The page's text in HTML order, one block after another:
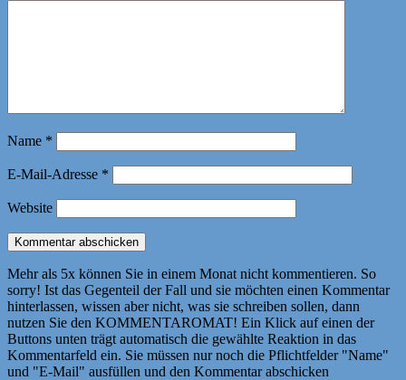
Name *
E-Mail-Adresse *
Website
Mehr als 5x können Sie in einem Monat nicht kommentieren. So
sorry! Ist das Gegenteil der Fall und sie möchten einen Kommentar
hinterlassen, wissen aber nicht, was sie schreiben sollen, dann
nutzen Sie den KOMMENTAROMAT! Ein Klick auf einen der
Buttons unten trägt automatisch die gewählte Reaktion in das
Kommentarfeld ein. Sie müssen nur noch die Pflichtfelder "Name"
und "E-Mail" ausfüllen und den Kommentar abschicken